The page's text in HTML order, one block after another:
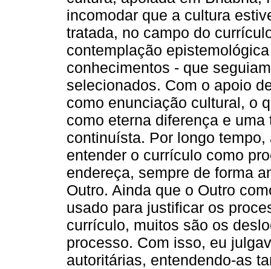
incomodar que a cultura
tratada, no campo do
contemplação
conhecimentos - que
selecionados. Com o apoio
como enunciação cultural, o
como eterna diferença e
continuísta. Por longo
entender o currículo como
endereça, sempre de forma
Outro. Ainda que o Outro
usado para justificar os
currículo, muitos são os
processo. Com isso, eu
autoritárias, entendendo-as